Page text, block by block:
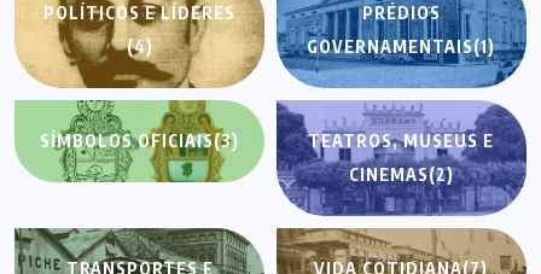
POLÍTICOS E LÍDERES
(4)
PRÉDIOS
GOVERNAMENTAIS(1)
SÍMBOLOS OFICIAIS(3)
TEATROS, MUSEUS E
CINEMAS(2)
TRANSPORTES E
VIDA COTIDIANA(7)